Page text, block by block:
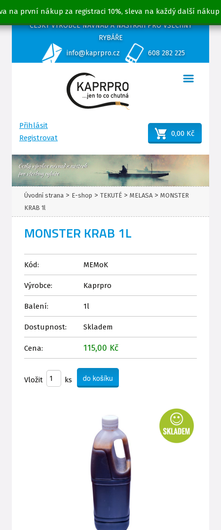
na první nákup za registraci 10%, sleva na každý další nákup
ČESKÝ VÝROBCE NÁVNAD A NÁSTRAH PRO VŠECHNY
RYBÁŘE
info@kaprpro.cz
608 282 225
Přihlásit
Registrovat
0,00 Kč
Úvodní strana > E-shop > TEKUTÉ > MELASA> MONSTER
KRAB 1l
MONSTER KRAB 1L
Kód: MEMoK
Výrobce: Kaprpro
Balení: 1l
Dostupnost: Skladem
Cena: 115,00 Kč
Vložit ks